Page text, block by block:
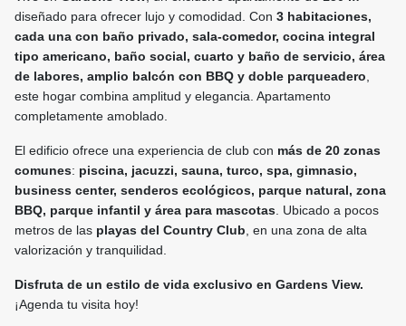
diseñado para ofrecer lujo y comodidad. Con 3 habitaciones,
cada una con baño privado, sala-comedor, cocina integral
tipo americano, baño social, cuarto y baño de servicio, área
de labores, amplio balcón con BBQ y doble parqueadero
este hogar combina amplitud y elegancia. Apartamento
completamente amoblado.
El edificio ofrece una experiencia de club con más de 20 zonas
comunes: piscina, jacuzzi, sauna, turco, spa, gimnasio,
business center, senderos ecológicos, parque natural, zona
BBQ, parque infantil y área para mascotas . Ubicado a pocos
metros de las playas del Country Club , en una zona de alta
valorización y tranquilidad.
Disfruta de un estilo de vida exclusivo en Gardens View.
¡Agenda tu visita hoy!